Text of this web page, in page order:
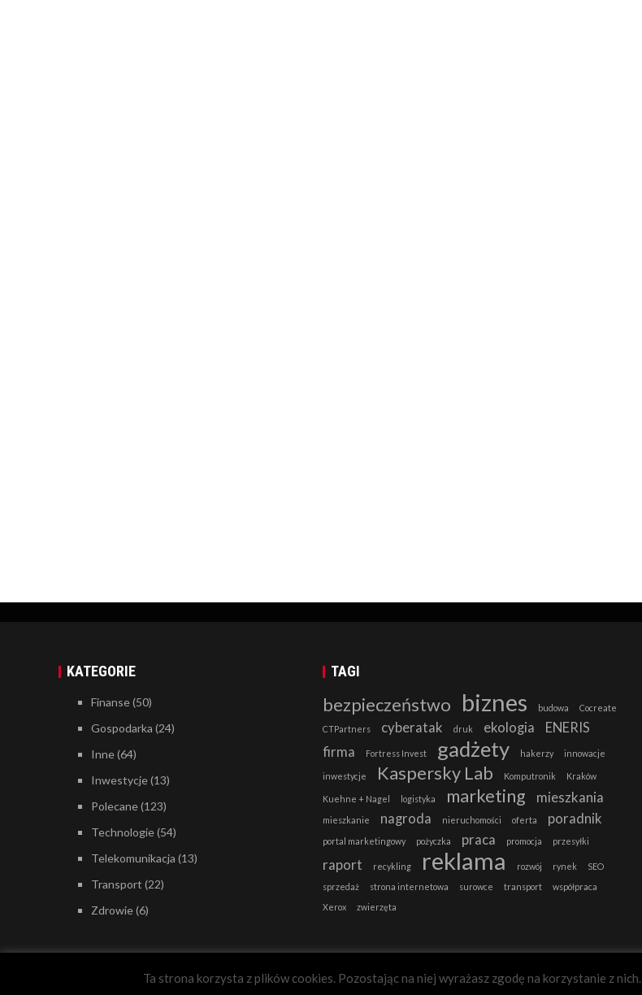
KATEGORIE
Finanse(50)
Gospodarka (24)
Inne(64)
Inwestycje(13)
Polecane(123)
Technologie(54)
Telekomunikacja (13)
Transport (22)
Zdrowie(6)
TAGI
bezpieczeństwo biznes budowa
Cocreate
CTPartners
cyberatak druk ekologia
ENERIS
firma
Fortress Invest gadżety hakerzy innowacje
inwestycje Kaspersky Lab Komputronik Kraków
Kuehne + Nagel logistyka marketing mieszkania
mieszkanie nagroda nieruchomości oferta poradnik
portal marketingowy pożyczka praca promocja przesyłki
raport recykling reklama rozwój rynek
SEO
sprzedaż
strona internetowa surowce transport
współpraca
Xerox
zwierzęta
B2B-MAGAZYN.PL
Ta strona korzysta z plików cookies. Pozostając na niej wyrażasz zgodę na korzystanie z nich.